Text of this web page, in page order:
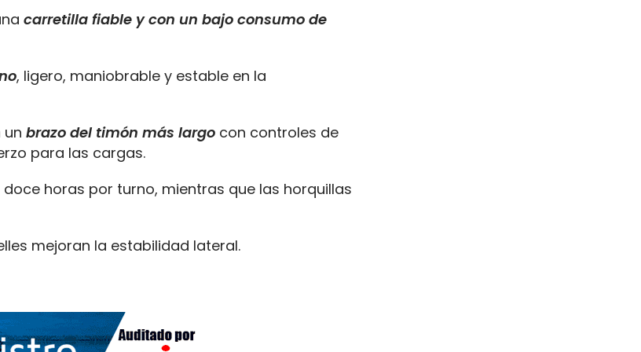
carretilla fiable y con un bajo consumo de
, ligero, maniobrable y estable en la
un brazo del timón más largo con controles de
para las cargas.
horas por turno, mientras que las horquillas
mejoran la estabilidad lateral.